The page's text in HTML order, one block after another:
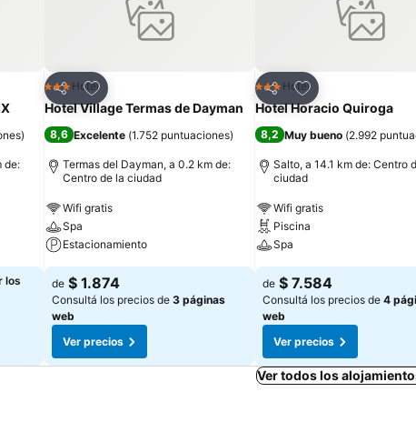
)
de:
los
Compartir
Añadir a favoritos
3 Estrellas
Hotel
Hotel Village Termas de Dayman
8,6 Excelente (1.752 puntuaciones)
Termas del Dayman, a 0.2 km de:
Centro de la ciudad
Wifi gratis
Spa
Estacionamiento
de $ 1.874
Consultá los precios de 3 páginas
web
Ver precios
Compartir
Añadir a favoritos
3 Estrellas
Hotel
Hotel Horacio Quiroga
8,2 Muy bueno (2.992
Salto, a 14.1 km de: Centro
ciudad
Wifi gratis
Piscina
Spa
de $ 7.584
Consultá los precios de 4
web
Ver precios
Ver todos los